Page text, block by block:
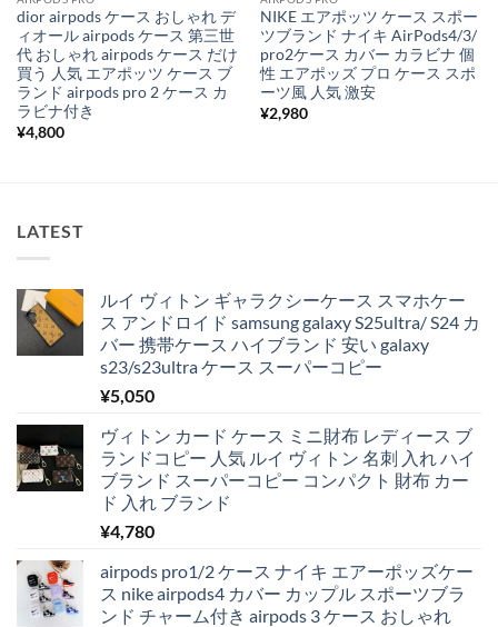
dior airpods ケース おしゃれ デ
ィオール airpods ケース 第三世
代 おしゃれ airpods ケース だけ
買う 人気 エアポッツ ケース ブ
ランド airpods pro 2 ケース カ
ラビナ付き
¥4,800
NIKE エアポッツ ケース スポー
ツブランド ナイキ AirPods4/3/
pro2ケース カバー カラビナ 個
性 エアポッズ プロ ケース スポ
ーツ風 人気 激安
¥2,980
LATEST
ルイ ヴィトン ギャラクシーケース スマホケー
ス アンドロイド samsung galaxy S25ultra/ S24 カ
バー 携帯ケース ハイブランド 安い galaxy
s23/s23ultra ケース スーパーコピー
¥5,050
ヴィトン カード ケース ミニ財布 レディース ブ
ランドコピー 人気 ルイ ヴィトン 名刺 入れ ハイ
ブランド スーパーコピー コンパクト 財布 カー
ド 入れ ブランド
¥4,780
airpods pro1/2 ケース ナイキ エアーポッズケー
ス nike airpods4 カバー カップル スポーツブラ
ンド チャーム付き airpods 3 ケース おしゃれ